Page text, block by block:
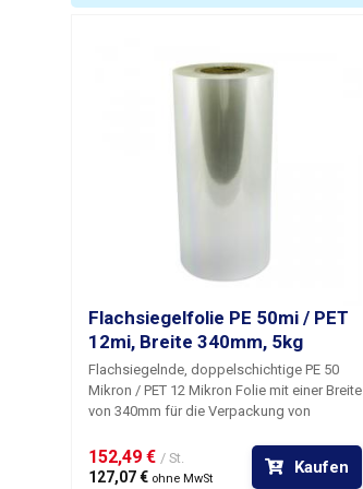
Beutelgröße
Einstellbare Beutellänge
Einstellbare Schweißtemperatur
Typ der Folie
Vakuumieren
Antrieb der Schweißbacken
Flachsiegelfolie PE 50mi / PET
12mi, Breite 340mm, 5kg
Flachsiegelnde, doppelschichtige PE 50
Mikron / PET 12 Mikron Folie mit einer Breite
von 340mm für die Verpackung von
automatischen Verpackungsmaschinen.
Die klare und starke PE/PET-Folie, die auf
152,49 € / St.
127,07 € ohne MwSt
Kaufen